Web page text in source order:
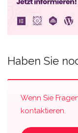
Haben Sie
Wenn Sie
kontaktieren.